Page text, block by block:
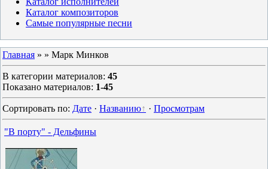
Каталог композиторов
Самые популярные песни
Главная » » Марк Минков
В категории материалов: 45
Показано материалов: 1-45
Сортировать по: Дате · Названию · Просмотрам
"В порту" - Дельфины